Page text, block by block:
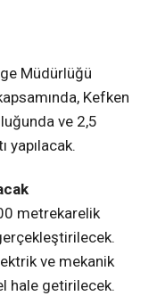
Müdürlüğü
Kefken
ve 2,5
yapılacak.
metrekarelik
ve mekanik
hale getirilecek.